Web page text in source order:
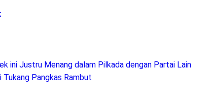
ini Justru Menang dalam Pilkada dengan Partai Lain
Pangkas Rambut